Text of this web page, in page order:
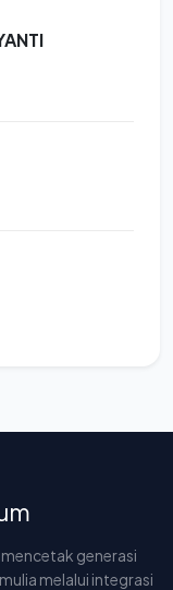
generasi
melalui integrasi